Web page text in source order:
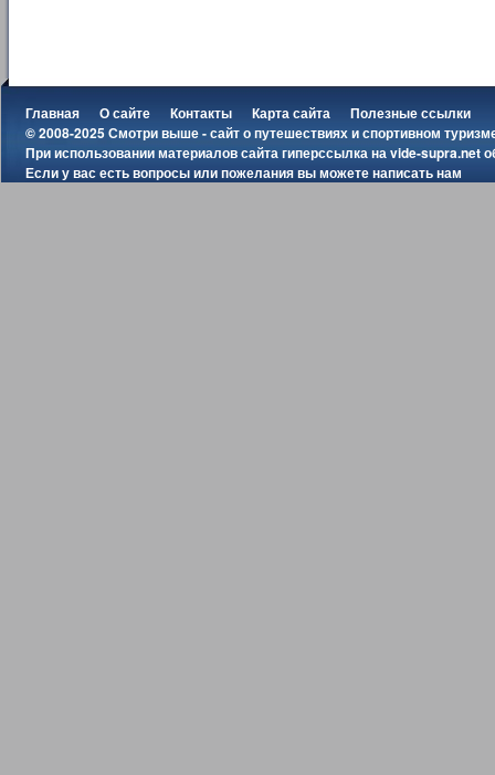
Главная О сайте Контакты Карта сайта
Полезные ссылки
© 2008-2025 Смотри выше - сайт о путешествиях и спортивном
При использовании материалов сайта гиперссылка наvide-supra.net
Если у вас есть вопросы или пожелания вы можетенаписать нам